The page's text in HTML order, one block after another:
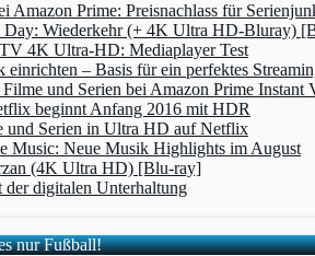
Amazon Prime: Preisnachlass für
Day: Wiederkehr (+ 4K Ultra HD-Bluray)
4K Ultra-HD: Mediaplayer Test
einrichten – Basis für ein perfektes
und Serien bei Amazon Prime Instant
beginnt Anfang 2016 mit HDR
und Serien in Ultra HD auf Netflix
Music: Neue Musik Highlights im August
(4K Ultra HD) [Blu-ray]
der digitalen Unterhaltung
nur Fußball!